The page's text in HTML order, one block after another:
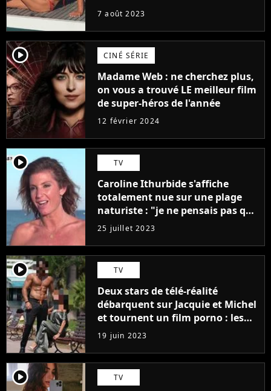
7 août 2023
player2 CINÉ SÉRIE
Madame Web : ne cherchez plus,
on vous a trouvé LE meilleur film
de super-héros de l'année
12 février 2024
player2 TV
Caroline Ithurbide s'affiche
totalement nue sur une plage
naturiste : "je ne pensais pas que
j'arriverais à le faire..."
25 juillet 2023
player2 TV
Deux stars de télé-réalité
débarquent sur Jacquie et Michel
et tournent un film porno : les
premières images du tournage
(exclu)
19 juin 2023
player2 TV